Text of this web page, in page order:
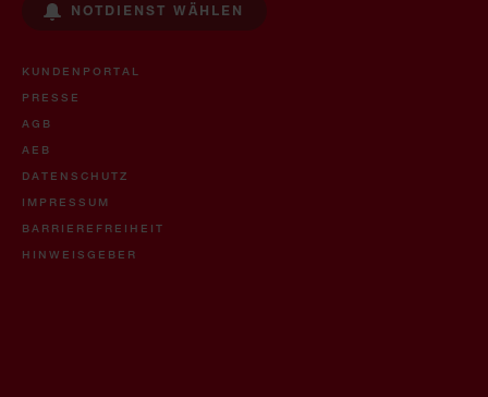
NOTDIENST WÄHLEN
KUNDENPORTAL
PRESSE
AGB
AEB
DATENSCHUTZ
IMPRESSUM
BARRIEREFREIHEIT
HINWEISGEBER